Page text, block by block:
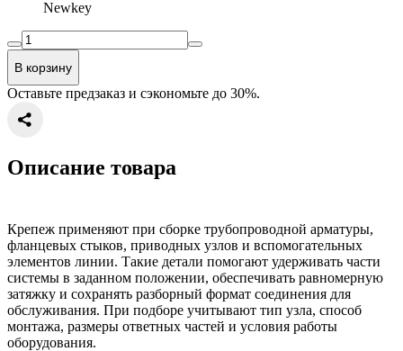
Newkey
В корзину
Оставьте предзаказ и сэкономьте до 30%.
Описание товара
Крепеж применяют при сборке трубопроводной арматуры,
фланцевых стыков, приводных узлов и вспомогательных
элементов линии. Такие детали помогают удерживать части
системы в заданном положении, обеспечивать равномерную
затяжку и сохранять разборный формат соединения для
обслуживания. При подборе учитывают тип узла, способ
монтажа, размеры ответных частей и условия работы
оборудования.